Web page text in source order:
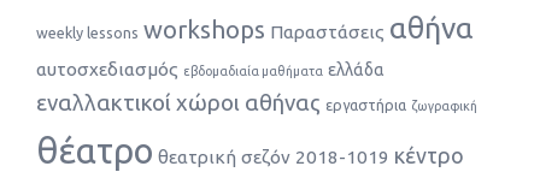
weekly lessons workshops Παραστάσεις αθήνα
αυτοσχεδιασμός εβδομαδιαία μαθήματα ελλάδα
εναλλακτικοί χώροι αθήνας εργαστήρια ζωγραφική
θέατρο θεατρική σεζόν 2018-1019 κέντρο